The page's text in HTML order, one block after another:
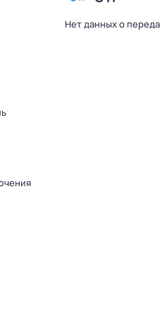
Нет данных о